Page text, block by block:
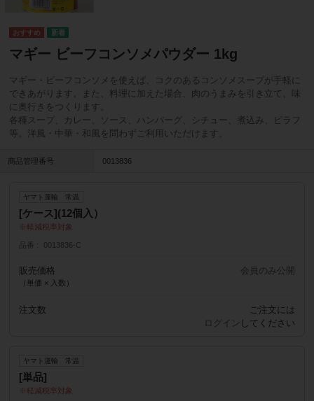
マギー ビーフコンソメパウダー 1kg
マギー・ビーフコンソメを使えば、コクのあるコンソメスープが手軽に
できあがります。また、料理に加えた場合、肉のうまみを引き立て、味
に奥行きをつくります。
各種スープ、カレー、ソース、ハンバーグ、シチュー、煮込み、ピラフ
等。洋風・中華・和風を問わずご利用いただけます。
商品管理番号 0013836
ヤマト運輸 常温
[ケース](12個入）
軽減税率対象
品番 0013836-C
販売価格
（単価 × 入数）
会員のみ公開
注文数
ご注文には
ログイン してください
ヤマト運輸 常温
[単品]
軽減税率対象